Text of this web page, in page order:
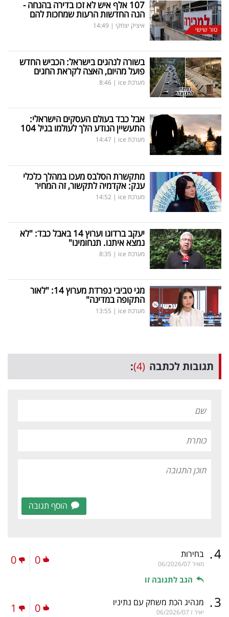
טור שישי
107 אלף איש לא זכו בדירה בהנחה -
הנה החדשות הרעות שמחכות להם
איציק יצחקי |
14:49
בשורה לנהגים בישראל: הכביש החדש
פועל מהיום, האצה לקראת החגים
מערכת ice |
8:46
אבל כבד בעולם העסקים הישראלי:
התעשיין הנודע הלך לעולמו בגיל 104
מערכת ice |
14:47
מתקשרת הסלבס מעכו במהלך כלכלי
ענק: אקדמיה לתקשור, זה המחיר
מערכת ice |
14:52
יעקב ברדוגו וערוץ 14 באבל כבד: "לא
נמצא איתנו. תנחומינו"
מערכת ice |
8:35
מגי טביבי נפרדת מערוץ 14: "לאור
התקופה במדינה"
מערכת ice |
13:55
תגובות לכתבה (4)
:
הוסף תגובה
4
. בחירות
מאיר 06/2026/07
הגב לתגובה זו
0
0
3
. מנהיג הכת משחק עם נתיניו
יאיר ז 06/2026/07
0
1